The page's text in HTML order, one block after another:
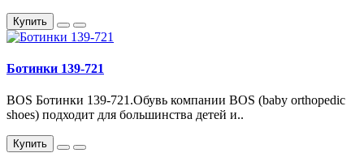
Купить
Ботинки 139-721
BOS Ботинки 139-721.Обувь компании BOS (baby orthopedic
shoes) подходит для большинства детей и..
Купить